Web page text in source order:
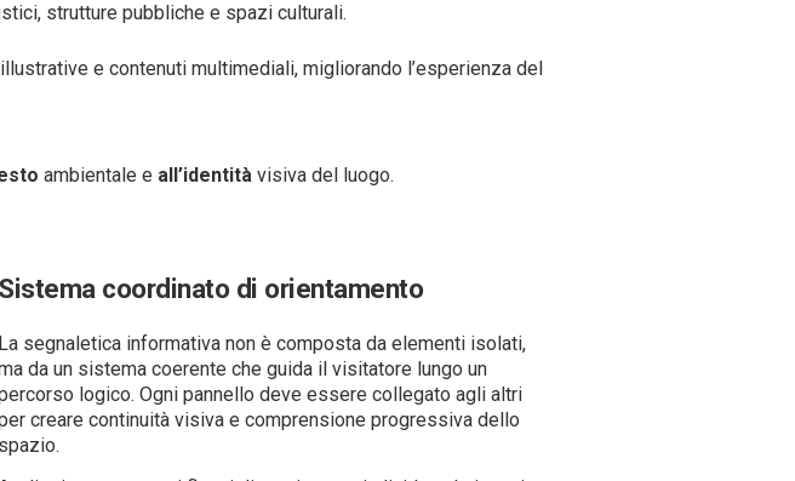
strutture pubbliche e spazi culturali.
e contenuti multimediali, migliorando l’esperienza del
ambientale e all’identitàvisiva del luogo.
Sistema coordinato di orientamento
La segnaletica informativa non è composta da elementi isolati,
da un sistema coerente che guida il visitatore lungo un
logico. Ogni pannello deve essere collegato agli altri
creare continuità visiva e comprensione progressiva dello
spazio.